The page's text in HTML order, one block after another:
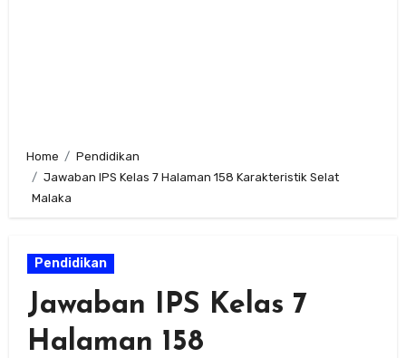
Home
Pendidikan
Jawaban IPS Kelas 7 Halaman 158 Karakteristik Selat
Malaka
Pendidikan
Jawaban IPS Kelas 7
Halaman 158